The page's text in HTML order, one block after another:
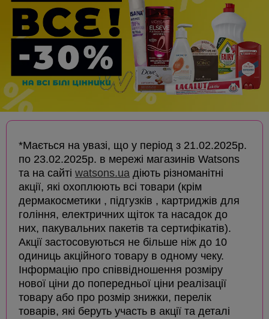
*Мається на увазі, що у період з 21.02.2025р.
по 23.02.2025р. в мережі магазинів Watsons
та на сайті watsons.ua діють різноманітні
акції, які охоплюють всі товари (крім
дермакосметики , підгузків , картриджів для
гоління, електричних щіток та насадок до
них, пакувальних пакетів та сертифікатів).
Акції застосовуються не більше ніж до 10
одиниць акційного товару в одному чеку.
Інформацію про співвідношення розміру
нової ціни до попередньої ціни реалізації
товару або про розмір знижки, перелік
товарів, які беруть участь в акції та деталі